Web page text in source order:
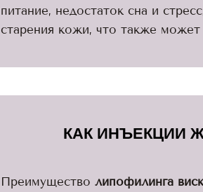
питание, недостаток сна и
старения кожи, что также может
КАК ИНЪЕКЦИИ
Преимущество липофилинга